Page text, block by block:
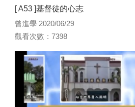
[ A53 ]基督徒的心志
曾進學 2020/06/29
觀看次數：7398